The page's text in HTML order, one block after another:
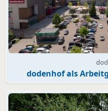
dodenhof als